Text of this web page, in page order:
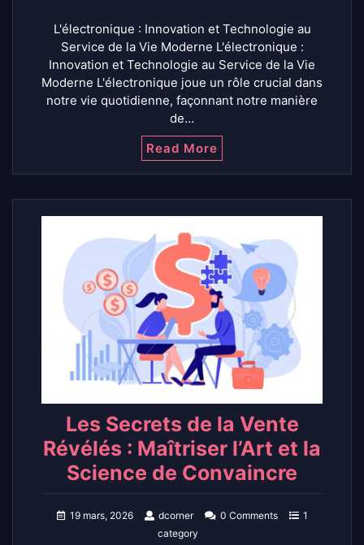
L'électronique : Innovation et Technologie au
Service de la Vie Moderne L'électronique :
Innovation et Technologie au Service de la Vie
Moderne L'électronique joue un rôle crucial dans
notre vie quotidienne, façonnant notre manière
de…
Read More
Les Secrets de la Vente
Révélés : Maîtriser l’Art et la
Science de Convaincre
19 mars, 2026 dcorner 0 Comments
1
category